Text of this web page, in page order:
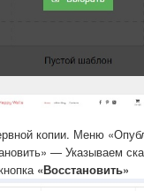
копии. Меню
— Указываем
«Восстановить»